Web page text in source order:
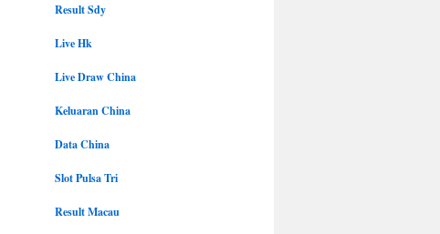
Result Sdy
Live Hk
Live Draw China
Keluaran China
Data China
Slot Pulsa Tri
Result Macau